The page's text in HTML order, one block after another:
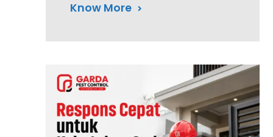
Know More